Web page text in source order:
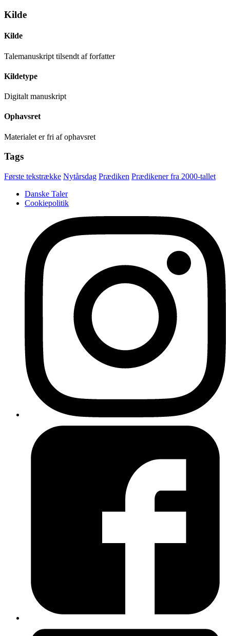
Kilde
Kilde
Talemanuskript tilsendt af forfatter
Kildetype
Digitalt manuskript
Ophavsret
Materialet er fri af ophavsret
Tags
Første tekstrække Nytårsdag Prædiken Prædikener fra 2000-tallet
Danske Taler
Cookiepolitik